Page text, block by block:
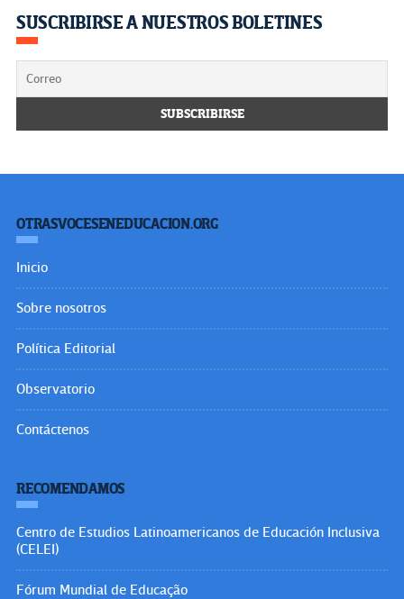
SUSCRIBIRSE A NUESTROS BOLETINES
OTRASVOCESENEDUCACION.ORG
Inicio
Sobre nosotros
Política Editorial
Observatorio
Contáctenos
RECOMENDAMOS
Centro de Estudios Latinoamericanos de Educación Inclusiva
(CELEI)
Fórum Mundial de Educação